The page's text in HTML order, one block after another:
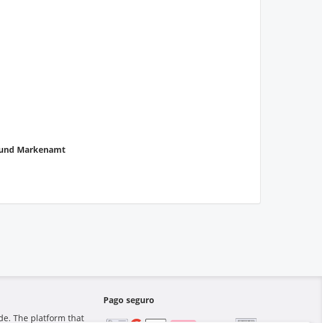
Markenamt
The platform that
Pago seguro